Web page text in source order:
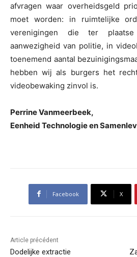
afvragen waar overheidsgeld
moet worden: in ruimtelijke
verenigingen die ter
aanwezigheid van politie, in
toenemend aantal
hebben wij als burgers het
videobewaking zinvol is.
Perrine Vanmeerbeek,
Eenheid Technologie en
Facebook X
Article précédent
Dodelijke extractie